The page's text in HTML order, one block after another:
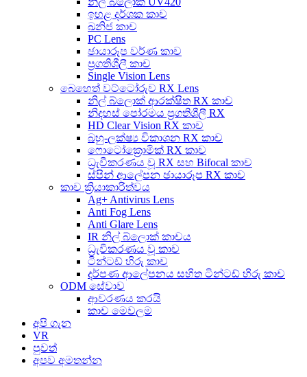
ඉහළ දර්ශක කාච
ඛනිජ කාච
PC Lens
ඡායාරූප වර්ණ කාච
ප්‍රගතිශීලී කාච
Single Vision Lens
බෙහෙත් වට්ටෝරුව RX Lens
නිල් බ්ලොක් ආරක්ෂිත RX කාච
නිදහස් පෝරමය ප්‍රගතිශීලී RX
HD Clear Vision RX කාච
බහු-ලක්ෂ්‍ය විකාශන RX කාච
ෆොටෝක්‍රොමික් RX කාච
ධ්‍රැවීකරණය වූ RX සහ Bifocal කාච
ස්පින් ආලේපන ඡායාරූප RX කාච
කාච ක්‍රියාකාරිත්වය
Ag+ Antivirus Lens
Anti Fog Lens
Anti Glare Lens
IR නිල් බ්ලොක් කාචය
ධ්‍රැවීකරණය වූ කාච
ටින්ටඩ් හිරු කාච
දර්පණ ආලේපනය සහිත ටින්ටඩ් හිරු කාච
ODM සේවාව
ආවරණය කරයි
කාච මෙවලම
අපි ගැන
VR
පුවත්
අපව අමතන්න